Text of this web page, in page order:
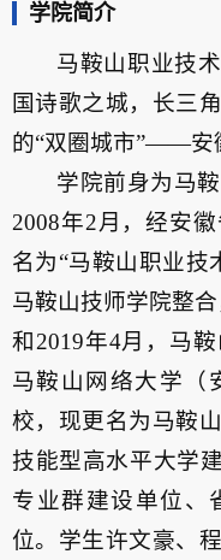
学院简介
马鞍山职业技
国诗歌之城，长三
的“双圈城市”——安
学院前身为马
2008年2月，经安
名为“马鞍山职业技
马鞍山技师学院整
和2019年4月，马
马鞍山网络大学（
校，现更名为马鞍
技能型高水平大学
专业群建设单位、
位。学生许文豪、